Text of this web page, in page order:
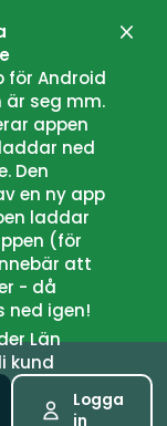
för Android
seg mm.
appen
ned
Den
en ny app
laddar
(för
att
- då
ned igen!
Län
kund
Logga
in